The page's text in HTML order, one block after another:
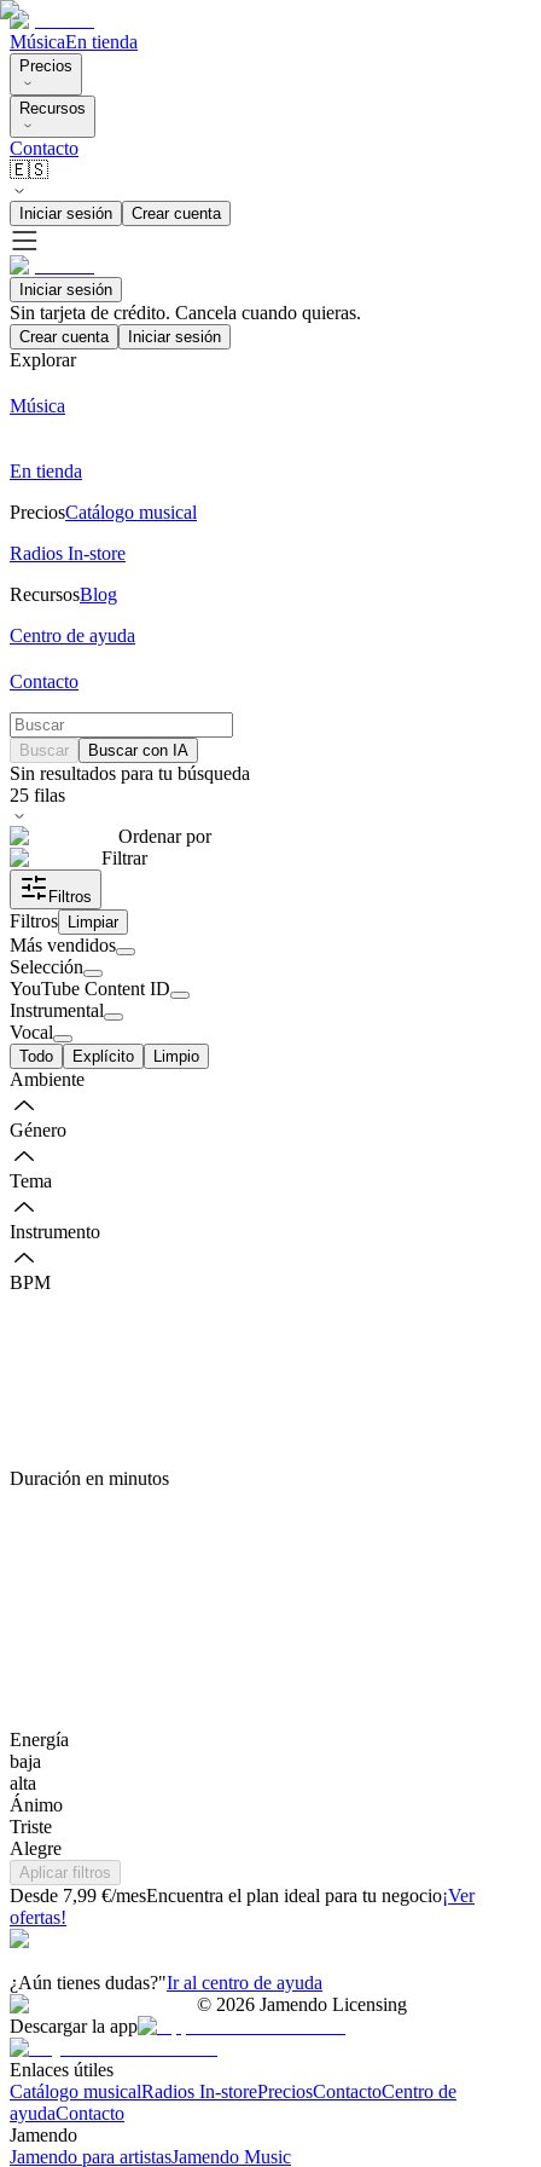
MúsicaEn tienda
Precios
Recursos
Contacto
🇪🇸
Iniciar sesión Crear cuenta
Iniciar sesión
Sin tarjeta de crédito. Cancela cuando quieras.
Crear cuenta Iniciar sesión
Explorar
Música
En tienda
PreciosCatálogo musical
Radios In-store
RecursosBlog
Centro de ayuda
Contacto
Buscar Buscar con IA
Sin resultados para tu búsqueda
25 filas
Ordenar por
Filtrar
Filtros
Filtros Limpiar
Más vendidos
Selección
YouTube Content ID
Instrumental
Vocal
Todo Explícito Limpio
Ambiente
Género
Tema
Instrumento
BPM
Duración en minutos
Energía
baja
alta
Ánimo
Triste
Alegre
Aplicar filtros
Desde 7,99 €/mesEncuentra el plan ideal para tu negocio¡Ver
ofertas!
¿Aún tienes dudas?"Ir al centro de ayuda
© 2026 Jamendo Licensing
Descargar la app
Enlaces útiles
Catálogo musicalRadios In-storePreciosContactoCentro de
ayudaContacto
Jamendo
Jamendo para artistasJamendo Music